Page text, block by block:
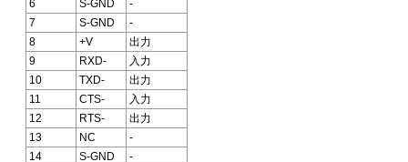
6 S-GND
-
7
S-GND
-
8
+V
出力
9
RXD-
入力
10
TXD-
出力
11
CTS-
入力
12
RTS-
出力
13
NC
-
14
S-GND
-